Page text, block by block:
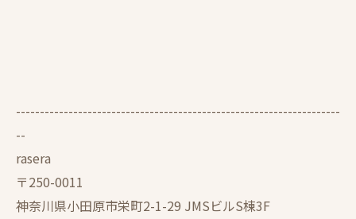
--------------------------------------------------------------------
--
rasera
〒250-0011
神奈川県小田原市栄町2-1-29 JMSビルS棟3F